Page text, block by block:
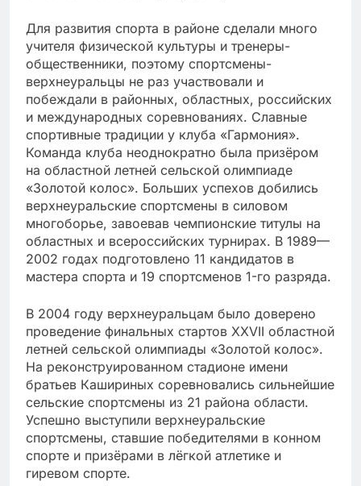
Для развития спорта в районе сделали много
учителя физической культуры и тренеры-
общественники, поэтому спортсмены-
верхнеуральцы не раз участвовали и
побеждали в районных, областных, российских
и международных соревнованиях. Славные
спортивные традиции у клуба «Гармония».
Команда клуба неоднократно была призёром
на областной летней сельской олимпиаде
«Золотой колос». Больших успехов добились
верхнеуральские спортсмены в силовом
многоборье, завоевав чемпионские титулы на
областных и всероссийских турнирах. В 1989—
2002 годах подготовлено 11 кандидатов в
мастера спорта и 19 спортсменов 1-го разряда.
В 2004 году верхнеуральцам было доверено
проведение финальных стартов XXVII областной
летней сельской олимпиады «Золотой колос».
На реконструированном стадионе имени
братьев Кашириных соревновались сильнейшие
сельские спортсмены из 21 района области.
Успешно выступили верхнеуральские
спортсмены, ставшие победителями в конном
спорте и призёрами в лёгкой атлетике и
гиревом спорте.